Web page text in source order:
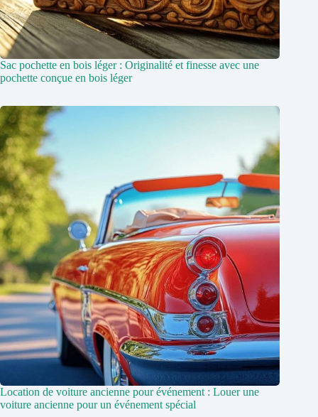
Sac pochette en bois léger : Originalité et finesse avec une
pochette conçue en bois léger
Location de voiture ancienne pour événement : Louer une
voiture ancienne pour un événement spécial